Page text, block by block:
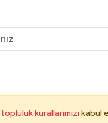
topluluk kurallarımızı kabul